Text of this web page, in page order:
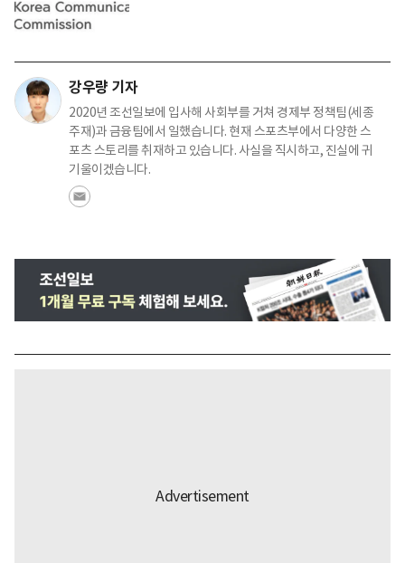
강우량 기자
2020년 조선일보에 입사해 사회부를 거쳐 경제부 정책팀(세종
주재)과 금융팀에서 일했습니다. 현재 스포츠부에서 다양한 스
포츠 스토리를 취재하고 있습니다. 사실을 직시하고, 진실에 귀
기울이겠습니다.